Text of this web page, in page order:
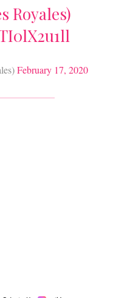
Royales)
February 17, 2020